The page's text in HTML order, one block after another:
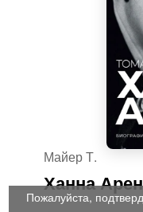
Майер Т.
Ханна
Пожалуйста,